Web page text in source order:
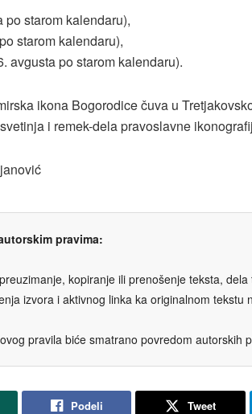
po starom kalendaru),
starom kalendaru),
avgusta po starom kalendaru).
ikona Bogorodice čuva u
i remek-dela pravoslavne
pravima:
kopiranje ili prenošenje teksta,
izvora i aktivnog linka ka originalnom tekstu
pravila biće smatrano povredom autorskih
Podeli Tweet